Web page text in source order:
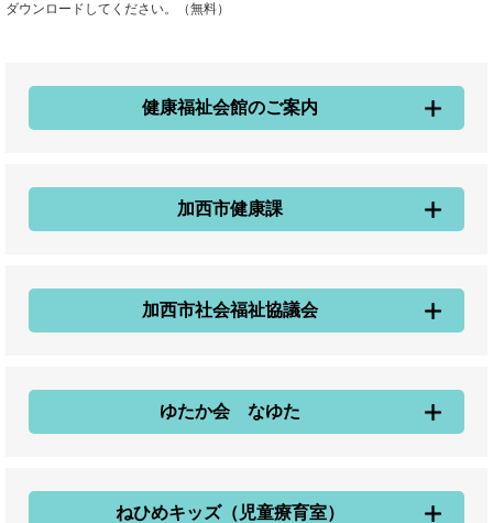
ダウンロードしてください。（無料）
健康福祉会館のご案内
加西市健康課
加西市社会福祉協議会
ゆたか会 なゆた
ねひめキッズ（児童療育室）